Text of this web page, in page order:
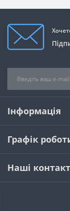
Інформація
Графік
Наші